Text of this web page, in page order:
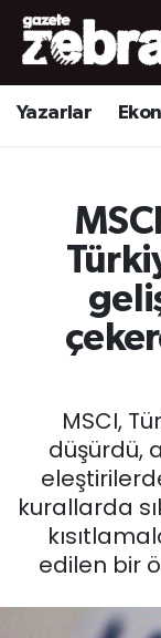
Yazarlar
MSCI,
düşürdü,
kurallarda
edilen bir
Yazarlar
Ekonomi
Yerel
Spor
Nöbetçi
Hava
Süper
Tüm
Son
Haber